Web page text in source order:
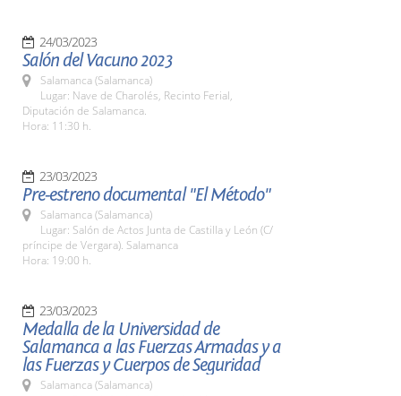
24/03/2023
Salón del Vacuno 2023
Salamanca (Salamanca)
Lugar: Nave de Charolés, Recinto Ferial,
Diputación de Salamanca.
Hora: 11:30 h.
23/03/2023
Pre-estreno documental "El Método"
Salamanca (Salamanca)
Lugar: Salón de Actos Junta de Castilla y León (C/
príncipe de Vergara). Salamanca
Hora: 19:00 h.
23/03/2023
Medalla de la Universidad de
Salamanca a las Fuerzas Armadas y a
las Fuerzas y Cuerpos de Seguridad
Salamanca (Salamanca)